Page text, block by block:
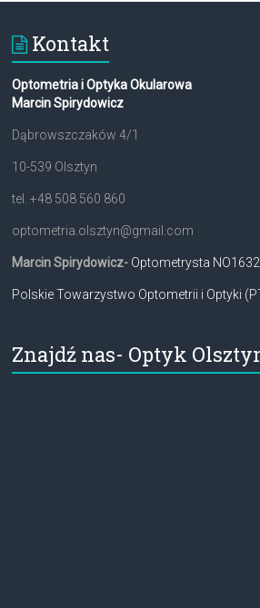
Kontakt
Optometria i Optyka Okularowa
Marcin Spirydowicz
Dąbrowszczaków 4/1
10-539 Olsztyn
tel. +48 508 560 860
optometria.olsztyn@gmail.com
Marcin Spirydowicz- Optometrysta
Polskie Towarzystwo Optometrii i Optyki
Znajdź nas- Optyk